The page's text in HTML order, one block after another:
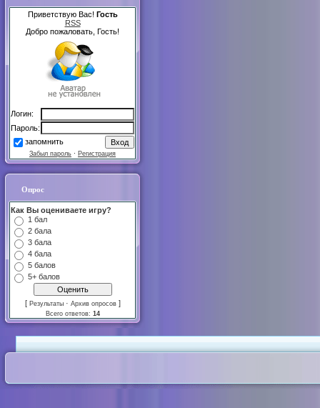
Приветствую Вас! Гость
RSS
Добро пожаловать, Гость!
Логин:
Пароль:
запомнить
Забыл пароль · Регистрация
Опрос
Как Вы оцениваете игру?
1 бал
2 бала
3 бала
4 бала
5 балов
5+ балов
[ Результаты · Архив опросов ]
Всего ответов: 14